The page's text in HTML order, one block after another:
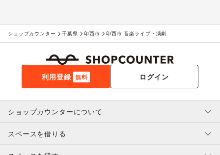
ショップカウンター 千葉県 印西市 印西市 音楽ライブ・演劇
利用登録 無料 ログイン
ショップカウンターについて
利用規約・ガイドライン
スペースを借りる